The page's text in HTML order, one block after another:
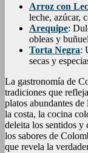
Arroz con
leche, azúcar,
Arequipe:
obleas y
Torta Negra:
secas y
La gastronomía de
tradiciones que
platos abundantes
la costa, la cocina
deleita los sentidos y
los sabores de
que revela la